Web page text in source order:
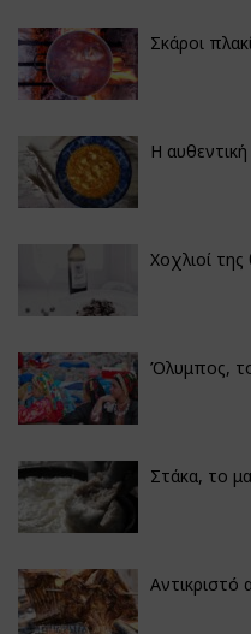
Σκάροι
Η
Χοχλιοί
Όλυμπος,
Στάκα, το
Αντικριστό